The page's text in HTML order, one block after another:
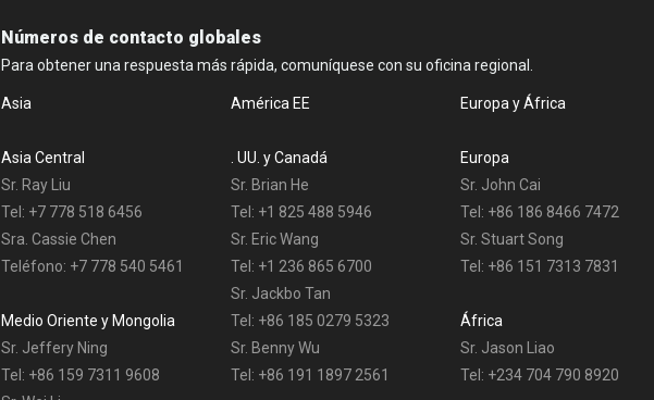
Números de contacto globales
Para obtener una respuesta más rápida, comuníquese con su oficina regional.
Asia
Asia Central
Sr. Ray Liu
Tel: +7 778 518 6456
Sra. Cassie Chen
Teléfono: +7 778 540 5461
Medio Oriente y Mongolia
Sr. Jeffery Ning
Tel: +86 159 7311 9608
América EE
. UU. y Canadá
Sr. Brian He
Tel: +1 825 488 5946
Sr. Eric Wang
Tel: +1 236 865 6700
Sr. Jackbo Tan
Tel: +86 185 0279 5323
Sr. Benny Wu
Tel: +86 191 1897 2561
Europa y África
Europa
Sr. John Cai
Tel: +86 186 8466 7472
Sr. Stuart Song
Tel: +86 151 7313 7831
África
Sr. Jason Liao
Tel: +234 704 790 8920